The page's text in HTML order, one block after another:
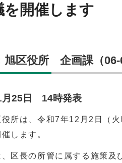
を開催します
旭区役所 企画課（06-
月25日 14時発表
所は、令和7年12月2日（
します。
区長の所管に属する施策及